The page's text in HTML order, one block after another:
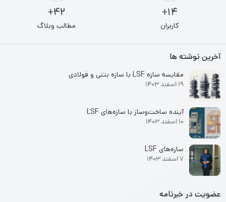
14+
کاربران
42+
مطالب وبلاگ
آخرین نوشته ها
مقایسه سازه LSF با سازه بتنی و فولادی
19 اسفند 1403
آینده ساخت‌وساز با سازه‌های LSF
10 اسفند 1403
سازه‌های LSF
7 اسفند 1403
عضویت در خبرنامه